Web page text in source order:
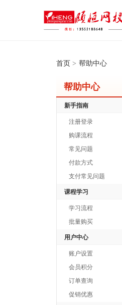
首页 > 帮助中心
帮助中心
新手指南
注册登录
购课流程
常见问题
付款方式
支付常见问题
课程学习
学习流程
批量购买
用户中心
账户设置
会员积分
订单查询
促销优惠